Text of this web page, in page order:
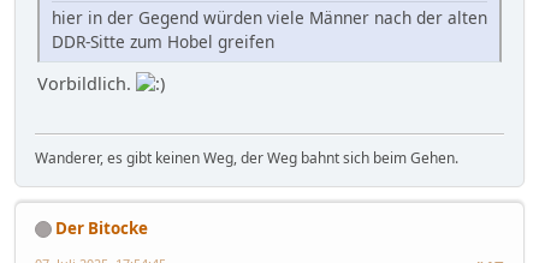
hier in der Gegend würden viele Männer nach der alten
DDR-Sitte zum Hobel greifen
Vorbildlich.
Wanderer, es gibt keinen Weg, der Weg bahnt sich beim Gehen.
Der Bitocke